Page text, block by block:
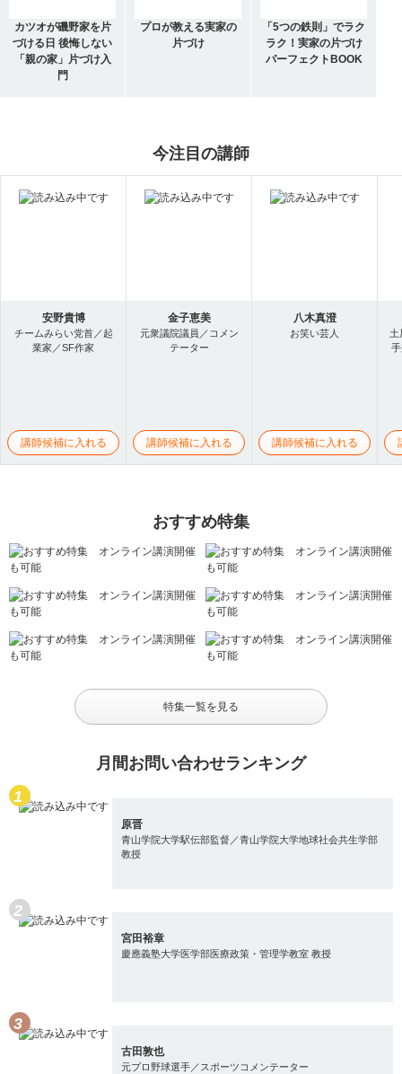
カツオが磯野家を片
づける日 後悔しない
「親の家」片づけ入
門
プロが教える実家の
片づけ
「5つの鉄則」でラク
ラク！実家の片づけ
パーフェクトBOOK
今注目の講師
安野貴博
チームみらい党首／起
業家／SF作家
講師候補に入れる
金子恵美
元衆議院議員／コメン
テーター
講師候補に入れる
八木真澄
お笑い芸人
講師候補に入れる
土
おすすめ特集
特集一覧を見る
月間お問い合わせランキング
原晋
青山学院大学駅伝部監督／青山学院大学地球社会共生学部
教授
宮田裕章
慶應義塾大学医学部医療政策・管理学教室 教授
古田敦也
元プロ野球選手／スポーツコメンテーター